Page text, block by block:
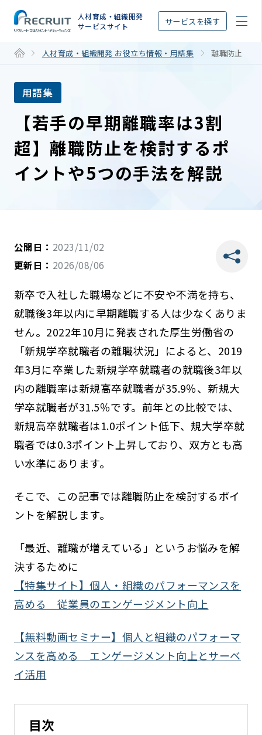
人材育成・組織開発
サービスサイト
サービスを探す
人材育成・組織開発 お役立ち情報・用語集 離職防止
用語集
【若手の早期離職率は3割
超】離職防止を検討するポ
イントや5つの手法を解説
公開日： 2023/11/02
更新日： 2026/08/06
新卒で入社した職場などに不安や不満を持ち、
就職後3年以内に早期離職する人は少なくありま
せん。2022年10月に発表された厚生労働省の
「新規学卒就職者の離職状況」によると、2019
年3月に卒業した新規学卒就職者の就職後3年以
内の離職率は新規高卒就職者が35.9％、新規大
学卒就職者が31.5％です。前年との比較では、
新規高卒就職者は1.0ポイント低下、規大学卒就
職者では0.3ポイント上昇しており、双方とも高
い水準にあります。
そこで、この記事では離職防止を検討するポイ
ントを解説します。
「最近、離職が増えている」というお悩みを解
決するために
【特集サイト】個人・組織のパフォーマンスを
高める 従業員のエンゲージメント向上
【無料動画セミナー】個人と組織のパフォーマ
ンスを高める エンゲージメント向上とサーベ
イ活用
目次